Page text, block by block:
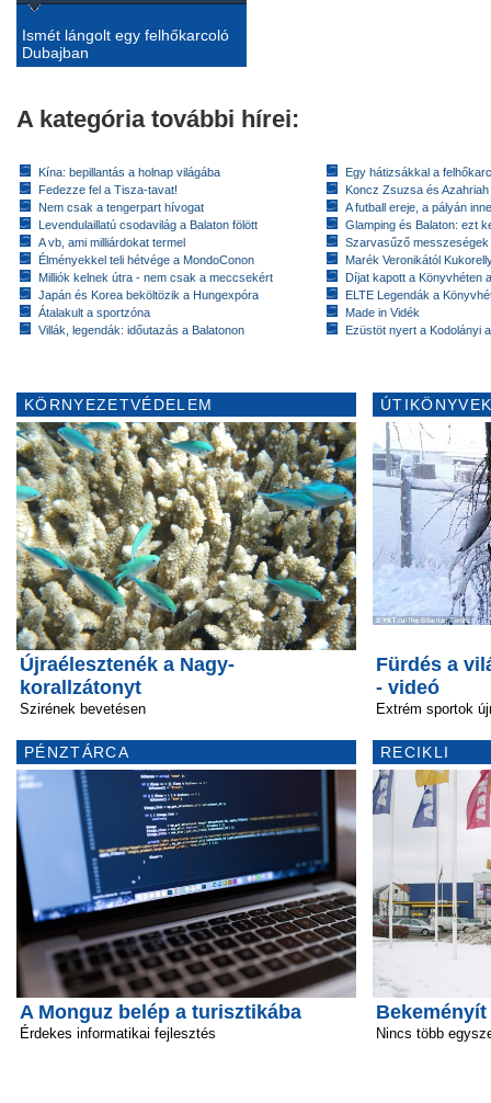
Ismét lángolt egy felhőkarcoló
Dubajban
A kategória további hírei:
Kína: bepillantás a holnap világába
Fedezze fel a Tisza-tavat!
Nem csak a tengerpart hívogat
Levendulaillatú csodavilág a Balaton fölött
A vb, ami milliárdokat termel
Élményekkel teli hétvége a MondoConon
Milliók kelnek útra - nem csak a meccsekért
Japán és Korea beköltözik a Hungexpóra
Átalakult a sportzóna
Villák, legendák: időutazás a Balatonon
Egy hátizsákkal a
Koncz Zsuzsa és
A futball ereje, a pályán
Glamping és Balaton: ezt
Szarvasűző messzeségek
Marék Veronikától
Díjat kapott a Könyvhéten
ELTE Legendák a
Made in Vidék
Ezüstöt nyert a Kodolányi
KÖRNYEZETVÉDELEM
Újraélesztenék a Nagy-
korallzátonyt
Szirének bevetésen
PÉNZTÁRCA
A Monguz belép a turisztikába
Érdekes informatikai fejlesztés
Fürdés a
- videó
Extrém sportok
RECIKLI
Bekeményít
Nincs több